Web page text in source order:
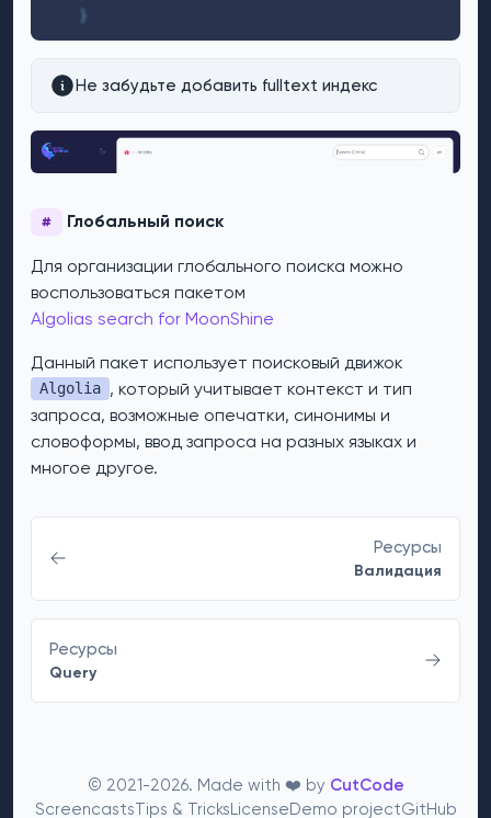
}
Не забудьте добавить fulltext индекс
# Глобальный поиск
Для организации глобального поиска можно
воспользоваться пакетом
Algolias search for MoonShine
Данный пакет использует поисковый движок
Algolia , который учитывает контекст и тип
запроса, возможные опечатки, синонимы и
словоформы, ввод запроса на разных языках и
многое другое.
Ресурсы
Валидация
Ресурсы
Query
© 2021-2026. Made with ❤️ by CutCode
ScreencastsTips & TricksLicenseDemo projectGitHub